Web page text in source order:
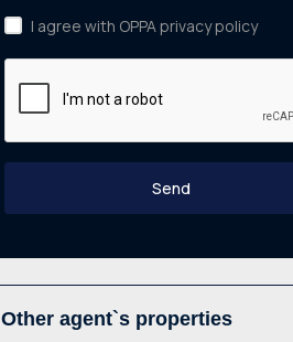
I agree with OPPA privacy policy
Send
Other agent`s properties